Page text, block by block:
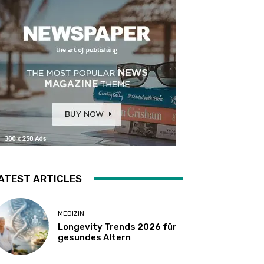
ARTICLES
MEDIZIN
Longevity Trends 2026 für
gesundes Altern